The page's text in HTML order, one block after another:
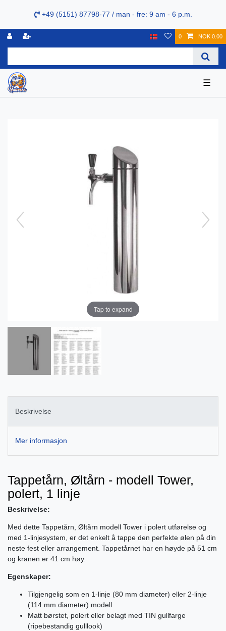
+49 (5151) 87798-77 / man - fre: 9 am - 6 p.m.
0 NOK 0.00
☰
Tap to expand
Beskrivelse
Mer informasjon
Tappetårn, Øltårn - modell Tower,
polert, 1 linje
Beskrivelse:
Med dette Tappetårn, Øltårn modell Tower i polert utførelse og
med 1-linjesystem, er det enkelt å tappe den perfekte ølen på din
neste fest eller arrangement. Tappetårnet har en høyde på 51 cm
og kranen er 41 cm høy.
Egenskaper:
Tilgjengelig som en 1-linje (80 mm diameter) eller 2-linje
(114 mm diameter) modell
Matt børstet, polert eller belagt med TIN gullfarge
(ripebestandig gulllook)